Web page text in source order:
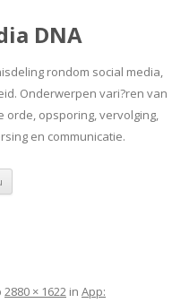
DNA
rondom social media,
Onderwerpen vari?ren van
opsporing, vervolging,
en communicatie.
Spring
inhoud
2880 × 1622 in App: